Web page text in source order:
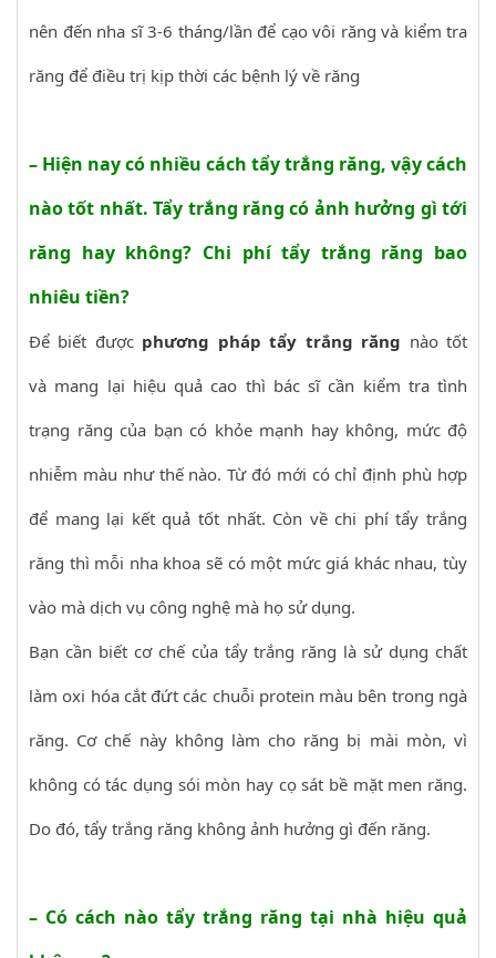
nên đến nha sĩ 3-6 tháng/lần để cạo vôi răng và kiểm tra
răng để điều trị kịp thời các bệnh lý về răng
– Hiện nay có nhiều cách tẩy trắng răng, vậy cách
nào tốt nhất. Tẩy trắng răng có ảnh hưởng gì tới
răng hay không? Chi phí tẩy trắng răng bao
nhiêu tiền?
Để biết được phương pháp tẩy trắng răng nào tốt
và mang lại hiệu quả cao thì bác sĩ cần kiểm tra tình
trạng răng của bạn có khỏe mạnh hay không, mức độ
nhiễm màu như thế nào. Từ đó mới có chỉ định phù hợp
để mang lại kết quả tốt nhất. Còn về chi phí tẩy trắng
răng thì mỗi nha khoa sẽ có một mức giá khác nhau, tùy
vào mà dịch vụ công nghệ mà họ sử dụng.
Bạn cần biết cơ chế của tẩy trắng răng là sử dụng chất
làm oxi hóa cắt đứt các chuỗi protein màu bên trong ngà
răng. Cơ chế này không làm cho răng bị mài mòn, vì
không có tác dụng sói mòn hay cọ sát bề mặt men răng.
Do đó, tẩy trắng răng không ảnh hưởng gì đến răng.
– Có cách nào tẩy trắng răng tại nhà hiệu quả